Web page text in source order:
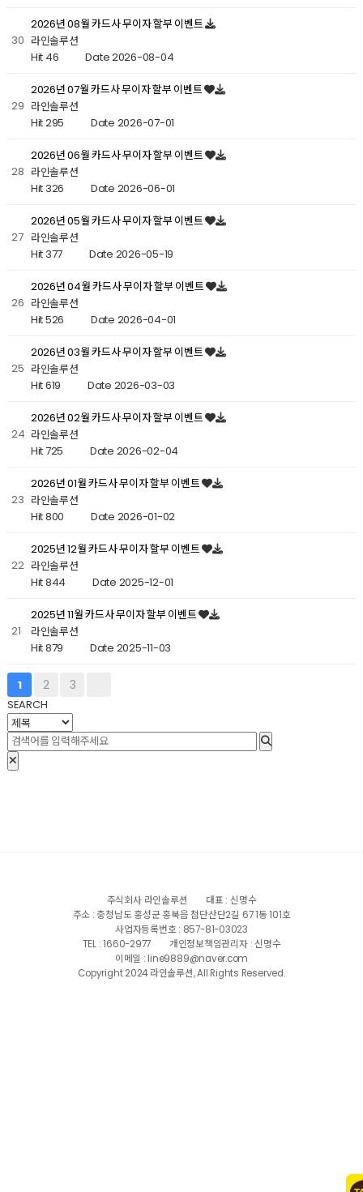
30
2026년 08월 카드사 무이자 할부 이벤트
라인솔루션
Hit 46Date 2026-08-04
29
2026년 07월 카드사 무이자 할부 이벤트
라인솔루션
Hit 295Date 2026-07-01
28
2026년 06월 카드사 무이자 할부 이벤트
라인솔루션
Hit 326Date 2026-06-01
27
2026년 05월 카드사 무이자 할부 이벤트
라인솔루션
Hit 377Date 2026-05-19
26
2026년 04월 카드사 무이자 할부 이벤트
라인솔루션
Hit 526Date 2026-04-01
25
2026년 03월 카드사 무이자 할부 이벤트
라인솔루션
Hit 619Date 2026-03-03
24
2026년 02월 카드사 무이자 할부 이벤트
라인솔루션
Hit 725Date 2026-02-04
23
2026년 01월 카드사 무이자 할부 이벤트
라인솔루션
Hit 800Date 2026-01-02
22
2025년 12월 카드사 무이자 할부 이벤트
라인솔루션
Hit 844Date 2025-12-01
21
2025년 11월 카드사 무이자 할부 이벤트
라인솔루션
Hit 879Date 2025-11-03
1 2 3
SEARCH
주식회사 라인솔루션
대표 : 신명수
주소 : 충청남도 홍성군 홍북읍 첨단산단2길 67 1동 101호
사업자등록번호 : 857-81-03023
TEL : 1660-2977
개인정보책임관리자 : 신명수
이메일 : line9889@naver.com
Copyright 2024 라인솔루션, All Rights Reserved.